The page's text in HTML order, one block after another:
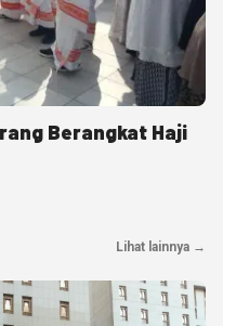
Berangkat Haji
Lihat lainnya →